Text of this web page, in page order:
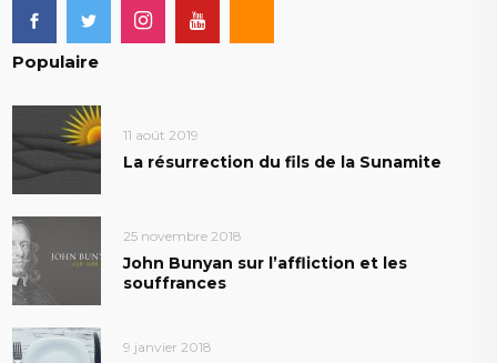
Populaire
11 août 2019
La résurrection du fils de la Sunamite
25 novembre 2018
John Bunyan sur l’affliction et les
souffrances
9 janvier 2018